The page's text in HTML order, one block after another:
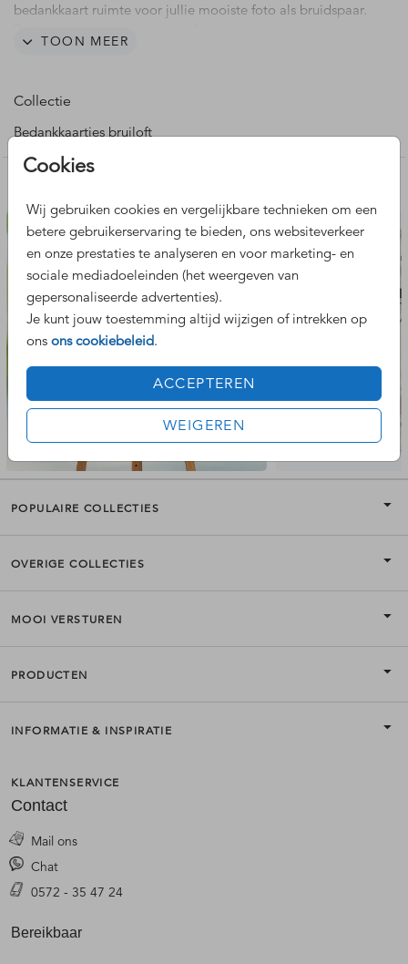
Cookies
Wij gebruiken cookies en vergelijkbare technieken om een
betere gebruikerservaring te bieden, ons websiteverkeer
en onze prestaties te analyseren en voor marketing- en
sociale mediadoeleinden (het weergeven van
gepersonaliseerde advertenties).
Je kunt jouw toestemming altijd wijzigen of intrekken op
ons ons cookiebeleid.
ACCEPTEREN
WEIGEREN
bedankkaart ruimte voor jullie mooiste foto als bruidspaar.
geeft. De kleur van de foliebedrukking kun je in de
TOON MEER
Collectie
Bedankkaartjes bruiloft
POPULAIRE COLLECTIES
OVERIGE COLLECTIES
MOOI VERSTUREN
PRODUCTEN
INFORMATIE & INSPIRATIE
KLANTENSERVICE
Contact
Mail ons
Chat
0572 - 35 47 24
Bereikbaar